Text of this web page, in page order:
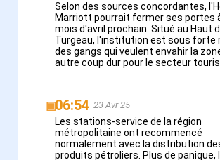
Selon des sources concordantes,
Marriott pourrait fermer ses portes
mois d'avril prochain. Situé au Haut
Turgeau, l'institution est sous forte
des gangs qui veulent envahir la
autre coup dur pour le secteur
▣06:54 23 Avr 25
Les stations-service de la région
métropolitaine ont recommencé
normalement avec la distribution
produits pétroliers. Plus de panique,